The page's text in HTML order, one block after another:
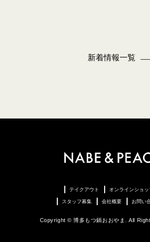
新着情報一覧
テイクアウト オンラインショッ
スタッフ募集 会社概要 お問い
Copyright © 博多もつ鍋おおやま. All